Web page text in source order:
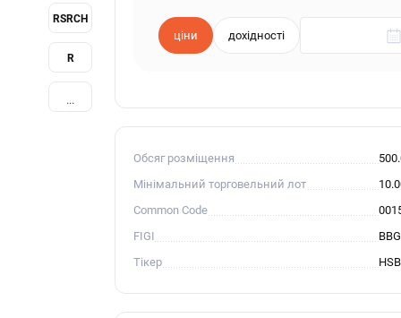
RSRCH
R
...
ціни дохідності
Обсяг розміщення
Мінімальний торговельний лот
Common Code
FIGI
Тікер